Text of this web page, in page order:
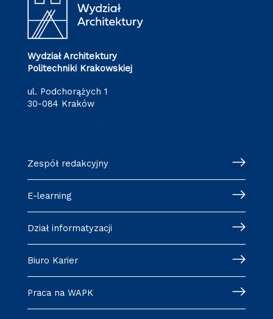
Wydział Architektury
Politechniki Krakowskiej
ul. Podchorążych 1
30-084 Kraków
Zespół redakcyjny
E-learning
Dział informatyzacji
Biuro Karier
Praca na WAPK